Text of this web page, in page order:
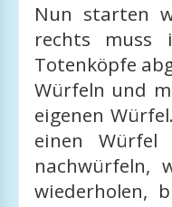
Nun starten
rechts muss
Totenköpfe
Würfeln und
eigenen
einen
nachwürfeln,
wiederholen,